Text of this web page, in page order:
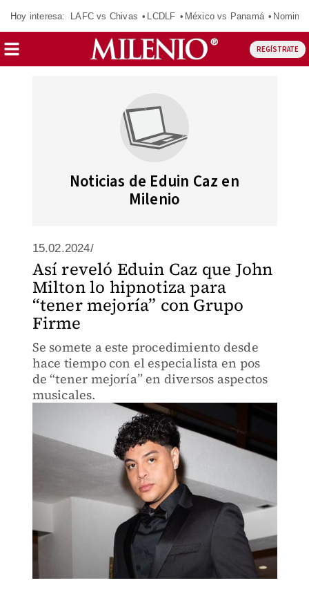
Hoy interesa: LAFC vs Chivas LCDLF México vs Panamá
REGÍSTRATE
Noticias de Eduin Caz en
Milenio
15.02.2024/
Así reveló Eduin Caz que John
Milton lo hipnotiza para
“tener mejoría” con Grupo
Firme
Se somete a este procedimiento desde
hace tiempo con el especialista en pos
de “tener mejoría” en diversos aspectos
musicales.